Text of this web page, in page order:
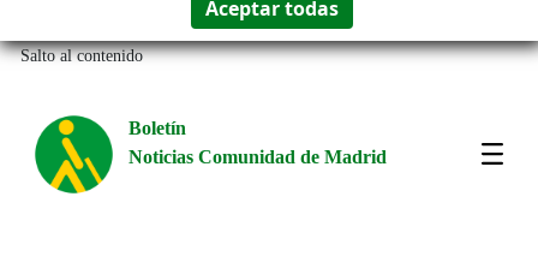
Salto al contenido
Boletín
Noticias Comunidad de Madrid